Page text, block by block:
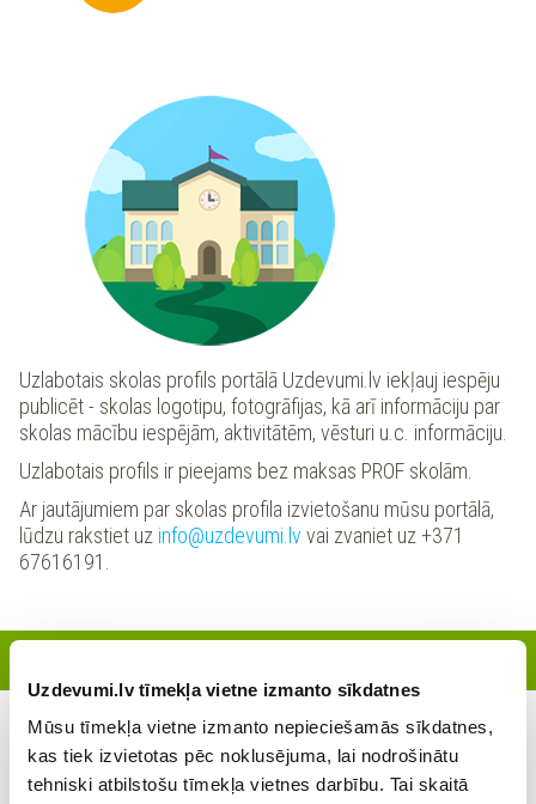
Uzdevumi.lv tīmekļa vietne izmanto sīkdatnes
Mūsu tīmekļa vietne izmanto nepieciešamās sīkdatnes,
kas tiek izvietotas pēc noklusējuma, lai nodrošinātu
tehniski atbilstošu tīmekļa vietnes darbību. Tai skaitā
Uzlabotais skolas profils portālā Uzdevumi.lv iekļauj iespēju
publicēt - skolas logotipu, fotogrāfijas, kā arī informāciju par
skolas mācību iespējām, aktivitātēm, vēsturi u.c. informāciju.
Uzlabotais profils ir pieejams bez maksas PROF skolām.
Ar jautājumiem par skolas profila izvietošanu mūsu portālā,
lūdzu rakstiet uz info@uzdevumi.lv vai zvaniet uz +371
67616191.
Šajā skolā šobrīd nav reģistrējies neviens skolotājs